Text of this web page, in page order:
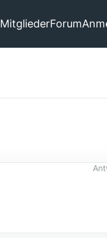
MitgliederForum